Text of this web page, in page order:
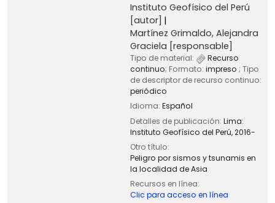
Instituto Geofísico del Perú
[autor]
Martínez Grimaldo, Alejandra
Graciela [responsable]
Tipo de material:
Recurso
continuo; Formato: impreso ; Tipo
de descriptor de recurso continuo:
periódico
Idioma: Español
Detalles de publicación: Lima:
Instituto Geofísico del Perú,2016-
Otro título:
Peligro por sismos y tsunamis en
la localidad de Asia
Recursos en línea:
Clic para acceso en línea